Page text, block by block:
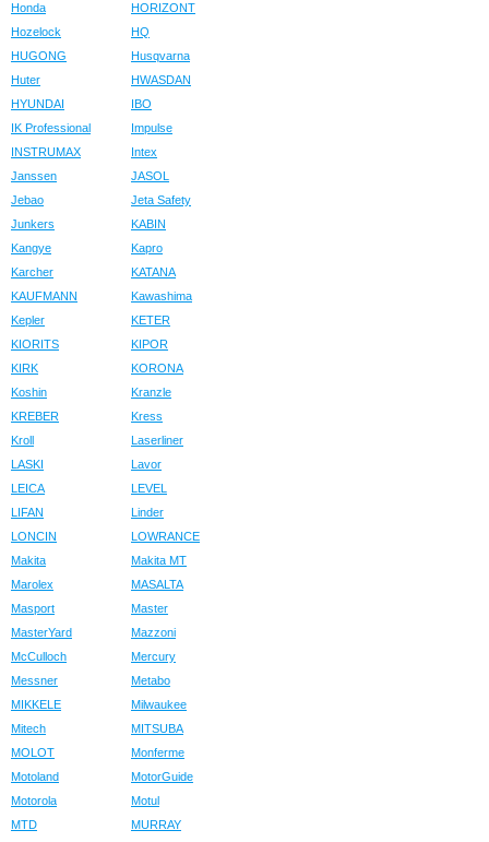
Honda
HORIZONT
Hozelock
HQ
HUGONG
Husqvarna
Huter
HWASDAN
HYUNDAI
IBO
IK Professional
Impulse
INSTRUMAX
Intex
Janssen
JASOL
Jebao
Jeta Safety
Junkers
KABIN
Kangye
Kapro
Karcher
KATANA
KAUFMANN
Kawashima
Kepler
KETER
KIORITS
KIPOR
KIRK
KORONA
Koshin
Kranzle
KREBER
Kress
Kroll
Laserliner
LASKI
Lavor
LEICA
LEVEL
LIFAN
Linder
LONCIN
LOWRANCE
Makita
Makita MT
Marolex
MASALTA
Masport
Master
MasterYard
Mazzoni
McCulloch
Mercury
Messner
Metabo
MIKKELE
Milwaukee
Mitech
MITSUBA
MOLOT
Monferme
Motoland
MotorGuide
Motorola
Motul
MTD
MURRAY